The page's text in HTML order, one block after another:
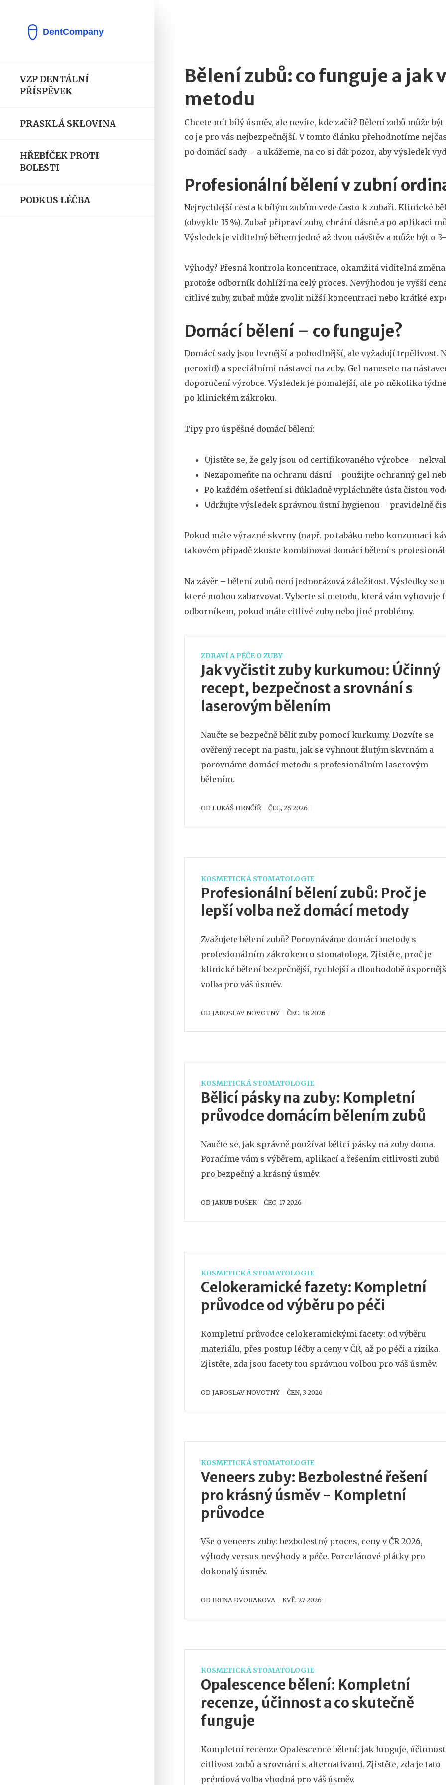
VZP DENTÁLNÍ
PŘÍSPĚVEK
PRASKLÁ SKLOVINA
HŘEBÍČEK PROTI
BOLESTI
PODKUS LÉČBA
Bělení zubů: co funguje a jak
metodu
Chcete mít bílý úsměv, ale nevíte, kde začít? Bělení zubů může
co je pro vás nejbezpečnější. V tomto článku přehodnotíme
po domácí sady – a ukážeme, na co si dát pozor, aby výsledek
Profesionální bělení v zubní
Nejrychlejší cesta k bílým zubům vede často k zubaři. Klinické
(obvykle 35 %). Zubař připraví zuby, chrání dásně a po aplikaci
Výsledek je viditelný během jedné až dvou návštěv a může být o
Výhody? Přesná kontrola koncentrace, okamžitá viditelná
protože odborník dohlíží na celý proces. Nevýhodou je vyšší
citlivé zuby, zubař může zvolit nižší koncentraci nebo krátké
Domácí bělení – co funguje?
Domácí sady jsou levnější a pohodlnější, ale vyžadují trpělivost.
peroxid) a speciálními nástavci na zuby. Gel nanesete na
doporučení výrobce. Výsledek je pomalejší, ale po několika
po klinickém zákroku.
Tipy pro úspěšné domácí bělení:
Ujistěte se, že gely jsou od certifikovaného výrobce –
Nezapomeňte na ochranu dásní – použijte ochranný gel
Po každém ošetření si důkladně vypláchněte ústa čistou
Udržujte výsledek správnou ústní hygienou – pravidelně
Pokud máte výrazné skvrny (např. po tabáku nebo konzumaci
takovém případě zkuste kombinovat domácí bělení s
Na závěr – bělení zubů není jednorázová záležitost. Výsledky
které mohou zabarvovat. Vyberte si metodu, která vám vyhovuje
odborníkem, pokud máte citlivé zuby nebo jiné problémy.
ZDRAVÍ A PÉČE O ZUBY
Jak vyčistit zuby kurkumou: Účinný
recept, bezpečnost a srovnání s
laserovým bělením
Naučte se bezpečně bělit zuby pomocí kurkumy. Dozvíte se
ověřený recept na pastu, jak se vyhnout žlutým skvrnám a
porovnáme domácí metodu s profesionálním laserovým
bělením.
OD LUKÁŠ HRNČÍŘ ČEC, 26 2026
KOSMETICKÁ STOMATOLOGIE
Profesionální bělení zubů: Proč je
lepší volba než domácí metody
Zvažujete bělení zubů? Porovnáváme domácí metody s
profesionálním zákrokem u stomatologa. Zjistěte, proč je
klinické bělení bezpečnější, rychlejší a dlouhodobě
volba pro váš úsměv.
OD JAROSLAV NOVOTNÝ ČEC, 18 2026
KOSMETICKÁ STOMATOLOGIE
Bělicí pásky na zuby: Kompletní
průvodce domácím bělením zubů
Naučte se, jak správně používat bělicí pásky na zuby doma.
Poradíme vám s výběrem, aplikací a řešením citlivosti zubů
pro bezpečný a krásný úsměv.
OD JAKUB DUŠEK ČEC, 17 2026
KOSMETICKÁ STOMATOLOGIE
Celokeramické fazety: Kompletní
průvodce od výběru po péči
Kompletní průvodce celokeramickými facety: od výběru
materiálu, přes postup léčby a ceny v ČR, až po péči a rizika.
Zjistěte, zda jsou facety tou správnou volbou pro váš úsměv.
OD JAROSLAV NOVOTNÝ ČEN, 3 2026
KOSMETICKÁ STOMATOLOGIE
Veneers zuby: Bezbolestné řešení
pro krásný úsměv - Kompletní
průvodce
Vše o veneers zuby: bezbolestný proces, ceny v ČR 2026,
výhody versus nevýhody a péče. Porcelánové plátky pro
dokonalý úsměv.
OD IRENA DVORAKOVA KVĚ, 27 2026
KOSMETICKÁ STOMATOLOGIE
Opalescence bělení: Kompletní
recenze, účinnost a co skutečně
funguje
Kompletní recenze Opalescence bělení: jak funguje,
citlivost zubů a srovnání s alternativami. Zjistěte, zda je tato
prémiová volba vhodná pro váš úsměv.